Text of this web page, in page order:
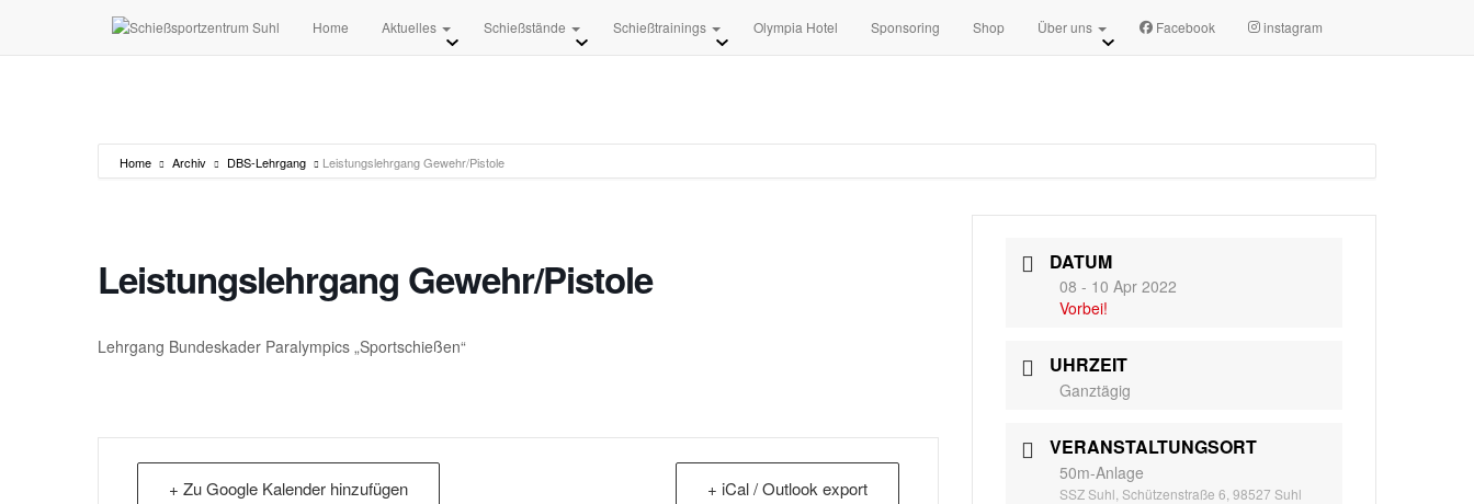
Home Aktuelles Schießstände Schießtrainings Olympia Hotel Sponsoring Shop Über uns Facebook instagram
Home Archiv DBS-Lehrgang Leistungslehrgang Gewehr/Pistole
Leistungslehrgang Gewehr/Pistole
Lehrgang Bundeskader Paralympics „Sportschießen“
+ Zu Google Kalender hinzufügen + iCal / Outlook export
DATUM
08 - 10 Apr 2022
Vorbei!
UHRZEIT
Ganztägig
VERANSTALTUNGSORT
50m-Anlage
SSZ Suhl, Schützenstraße 6, 98527 Suhl